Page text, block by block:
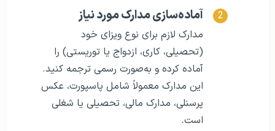
آماده‌سازی مدارک مورد نیاز
مدارک لازم برای نوع ویزای خود
(تحصیلی، کاری، ازدواج یا توریستی) را
آماده کرده و به‌صورت رسمی ترجمه کنید.
این مدارک معمولاً شامل پاسپورت، عکس
پرسنلی، مدارک مالی، تحصیلی یا شغلی
است.